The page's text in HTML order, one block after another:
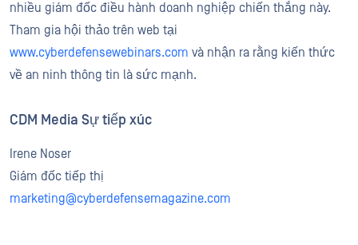
nhiều giám đốc điều hành doanh nghiệp chiến thắng này.
Tham gia hội thảo trên web tại
www.cyberdefensewebinars.com và nhận ra rằng kiến thức
về an ninh thông tin là sức mạnh.
CDM Media Sự tiếp xúc
Irene Noser
Giám đốc tiếp thị
marketing@cyberdefensemagazine.com